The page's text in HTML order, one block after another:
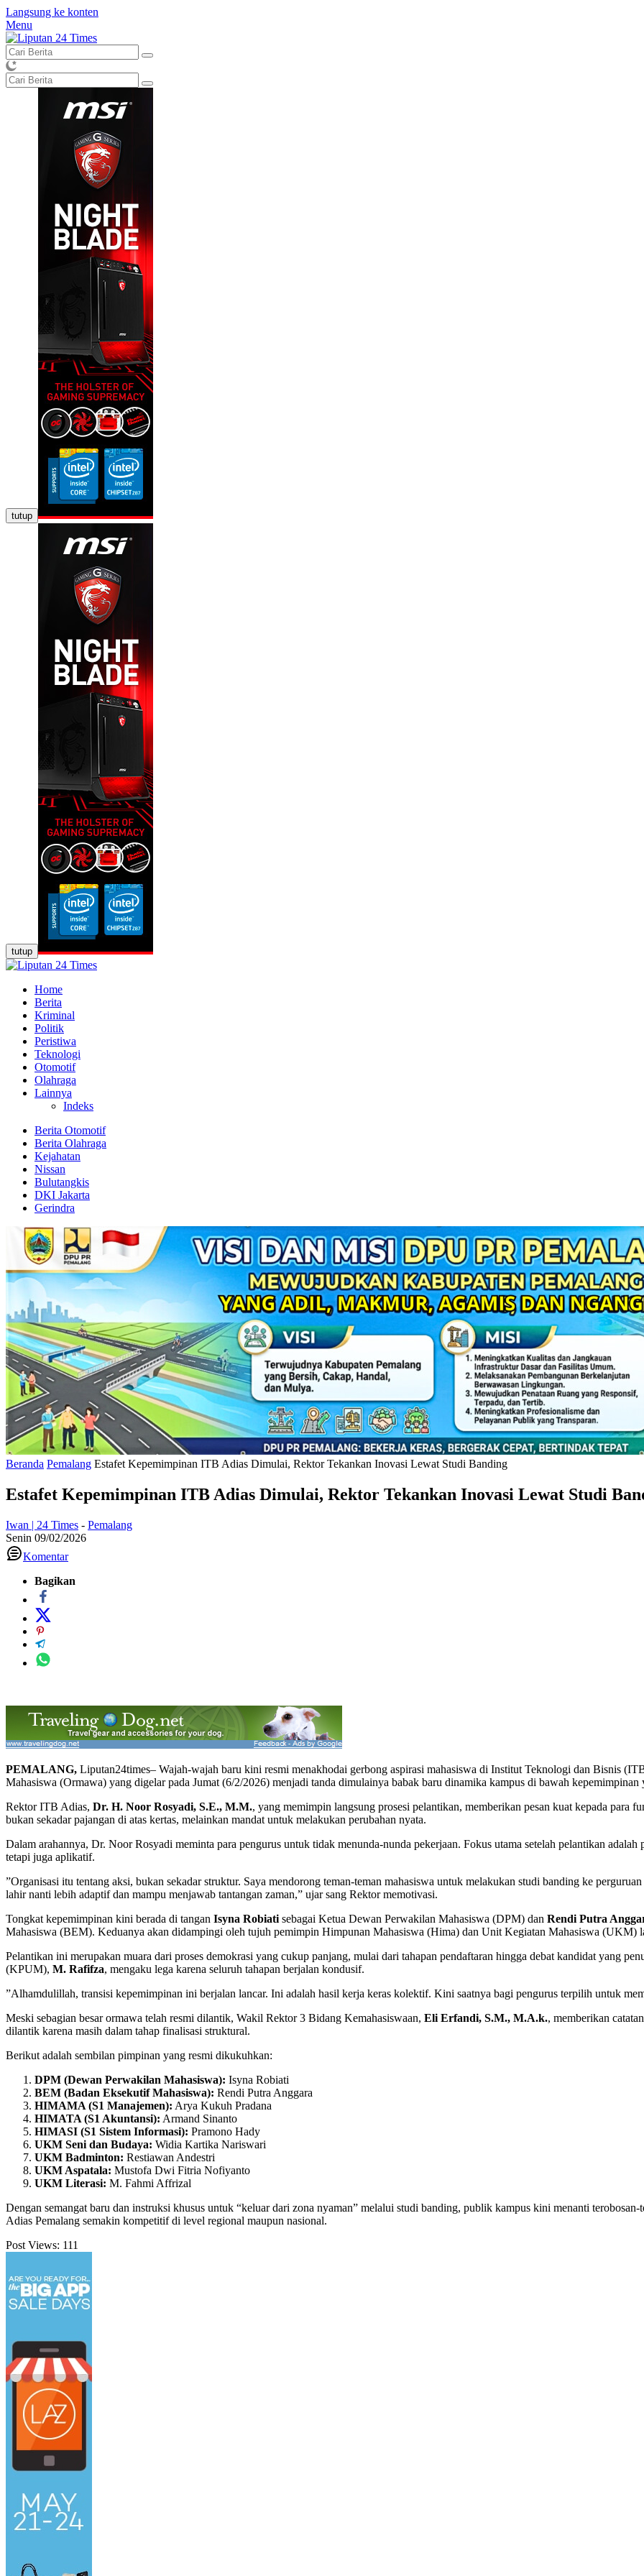
Langsung ke konten
Menu
tutup
tutup
Home
Berita
Kriminal
Politik
Peristiwa
Teknologi
Otomotif
Olahraga
Lainnya
Indeks
Berita Otomotif
Berita Olahraga
Kejahatan
Nissan
Bulutangkis
DKI Jakarta
Gerindra
Beranda Pemalang Estafet Kepemimpinan ITB Adias Dimulai, Rektor Tekankan Inovasi Lewat Studi Banding
Estafet Kepemimpinan ITB Adias Dimulai, Rektor Tekankan Inovasi Lewat Studi
Iwan | 24 Times - Pemalang
Senin 09/02/2026
Komentar
Bagikan
PEMALANG, Liputan24times– Wajah-wajah baru kini resmi menakhodai gerbong aspirasi mahasiswa di Institut Teknologi dan Bisnis
Mahasiswa (Ormawa) yang digelar pada Jumat (6/2/2026) menjadi tanda dimulainya babak baru dinamika kampus di bawah kepemimpinan
​Rektor ITB Adias, Dr. H. Noor Rosyadi, S.E., M.M., yang memimpin langsung prosesi pelantikan, memberikan pesan kuat kepada para
bukan sekadar pajangan di atas kertas, melainkan mandat untuk melakukan perubahan nyata.
Dalam arahannya, Dr. Noor Rosyadi meminta para pengurus untuk tidak menunda-nunda pekerjaan. Fokus utama setelah pelantikan
tetapi juga aplikatif.
​”Organisasi itu tentang aksi, bukan sekadar struktur. Saya mendorong teman-teman mahasiswa untuk melakukan studi banding ke
lahir nanti lebih adaptif dan mampu menjawab tantangan zaman,” ujar sang Rektor memotivasi.
​Tongkat kepemimpinan kini berada di tangan Isyna Robiati sebagai Ketua Dewan Perwakilan Mahasiswa (DPM) dan Rendi Putra
Mahasiswa (BEM). Keduanya akan didampingi oleh tujuh pemimpin Himpunan Mahasiswa (Hima) dan Unit Kegiatan Mahasiswa (UKM)
​Pelantikan ini merupakan muara dari proses demokrasi yang cukup panjang, mulai dari tahapan pendaftaran hingga debat kandidat yang
(KPUM), M. Rafifza, mengaku lega karena seluruh tahapan berjalan kondusif.
​”Alhamdulillah, transisi kepemimpinan ini berjalan lancar. Ini adalah hasil kerja keras kolektif. Kini saatnya bagi pengurus terpilih untuk
​Meski sebagian besar ormawa telah resmi dilantik, Wakil Rektor 3 Bidang Kemahasiswaan, Eli Erfandi, S.M., M.A.k., memberikan
dilantik karena masih dalam tahap finalisasi struktural.
​Berikut adalah sembilan pimpinan yang resmi dikukuhkan:
DPM (Dewan Perwakilan Mahasiswa): Isyna Robiati
BEM (Badan Eksekutif Mahasiswa): Rendi Putra Anggara
HIMAMA (S1 Manajemen): Arya Kukuh Pradana
HIMATA (S1 Akuntansi): Armand Sinanto
HIMASI (S1 Sistem Informasi): Pramono Hady
UKM Seni dan Budaya: Widia Kartika Nariswari
UKM Badminton: Restiawan Andestri
UKM Aspatala: Mustofa Dwi Fitria Nofiyanto
UKM Literasi: M. Fahmi Affrizal
​Dengan semangat baru dan instruksi khusus untuk “keluar dari zona nyaman” melalui studi banding, publik kampus kini menanti
Adias Pemalang semakin kompetitif di level regional maupun nasional.
Post Views: 111